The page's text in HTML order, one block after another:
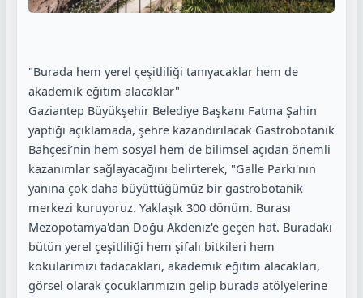
"Burada hem yerel çeşitliliği tanıyacaklar hem de
akademik eğitim alacaklar"
Gaziantep Büyükşehir Belediye Başkanı Fatma Şahin
yaptığı açıklamada, şehre kazandırılacak Gastrobotanik
Bahçesi’nin hem sosyal hem de bilimsel açıdan önemli
kazanımlar sağlayacağını belirterek, "Galle Parkı'nın
yanına çok daha büyüttüğümüz bir gastrobotanik
merkezi kuruyoruz. Yaklaşık 300 dönüm. Burası
Mezopotamya'dan Doğu Akdeniz'e geçen hat. Buradaki
bütün yerel çeşitliliği hem şifalı bitkileri hem
kokularımızı tadacakları, akademik eğitim alacakları,
görsel olarak çocuklarımızın gelip burada atölyelerine